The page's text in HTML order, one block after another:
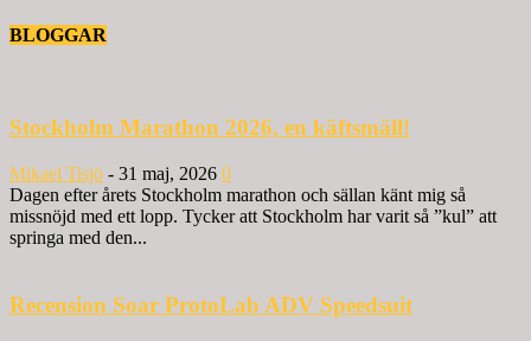
BLOGGAR
Stockholm Marathon 2026, en käftsmäll!
Mikael Tisjö - 31 maj, 2026 0
Dagen efter årets Stockholm marathon och sällan känt mig så
missnöjd med ett lopp. Tycker att Stockholm har varit så ”kul” att
springa med den...
Recension Soar ProtoLab ADV Speedsuit